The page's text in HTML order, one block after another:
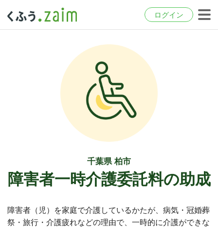
ログイン
千葉県 柏市
障害者一時介護委託料の助成
障害者（児）を家庭で介護しているかたが、病気・冠婚葬
祭・旅行・介護疲れなどの理由で、一時的に介護ができな